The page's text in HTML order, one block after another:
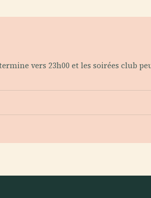
vers 23h00 et les soirées club